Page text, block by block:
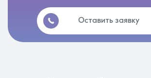
Оставить заявку